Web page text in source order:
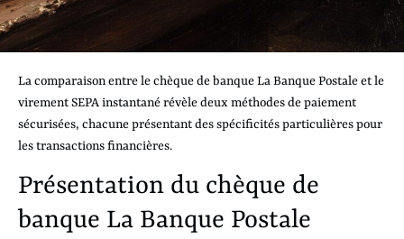
La comparaison entre le chèque de banque La Banque Postale et le
virement SEPA instantané révèle deux méthodes de paiement
sécurisées, chacune présentant des spécificités particulières pour
les transactions financières.
Présentation du chèque de
banque La Banque Postale